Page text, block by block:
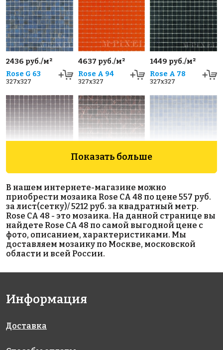
2436 руб./м²
Rose G 63
327x327
4637 руб./м²
Rose A 94
327x327
1449 руб./м²
Rose A 78
327x327
1327 руб./м²
Rose A 45(2)
327x327
2436 руб./м²
Rose G 48
327x327
5212 руб./м²
Rose CA
117(2)
327x327
5212 руб./м²
Rose CA 83
Rose CA 52
Показать больше
В нашем интернете-магазине можно
приобрести мозаика Rose CA 48 по цене 557 руб.
за лист(сетку)/ 5212 руб. за квадратный метр.
Rose CA 48 - это мозаика. На данной странице вы
найдете Rose CA 48 по самой выгодной цене с
фото, описанием, характеристиками. Мы
доставляем мозаику по Москве, московской
области и всей России.
Информация
Доставка